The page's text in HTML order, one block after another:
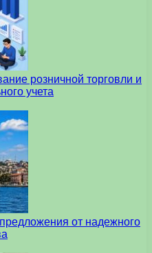
розничной торговли и
учета
от надежного